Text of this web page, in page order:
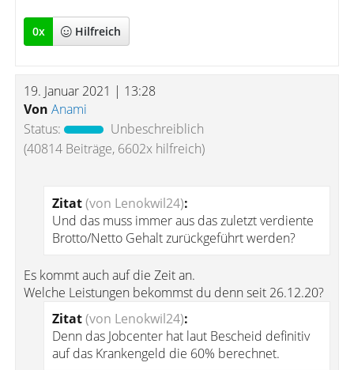
0x Hilfreich
19. Januar 2021 | 13:28
Von Anami
Status:
Unbeschreiblich
(40814 Beiträge, 6602x hilfreich)
Zitat(von Lenokwil24):
Und das muss immer aus das zuletzt verdiente
Brotto/Netto Gehalt zurückgeführt werden?
Es kommt auch auf die Zeit an.
Welche Leistungen bekommst du denn seit 26.12.20?
Zitat(von Lenokwil24):
Denn das Jobcenter hat laut Bescheid definitiv
auf das Krankengeld die 60% berechnet.